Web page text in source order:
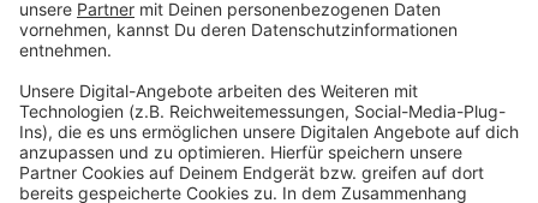
sammeln. Bitte lesen Sie die
Details durch und stimmen Sie der
Video anzusehen.
Mehr Informationen
Shawn Mendes feat. Camilla Cabello - Señorita